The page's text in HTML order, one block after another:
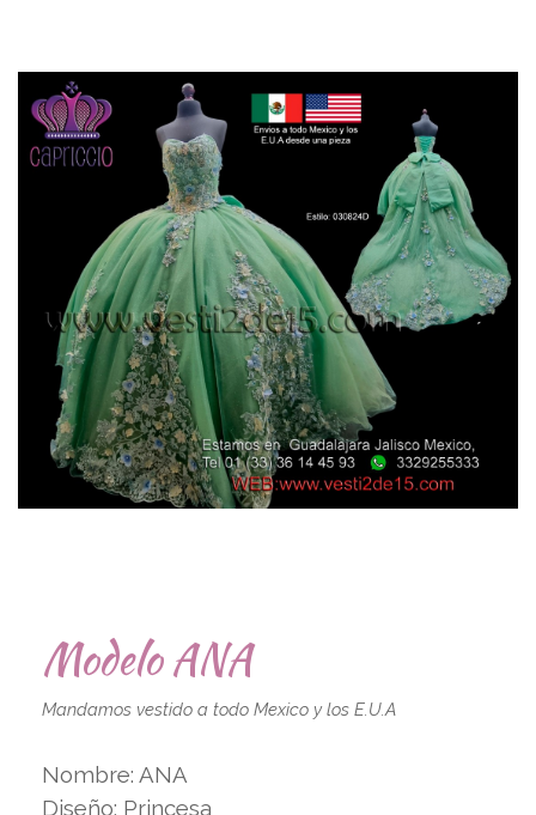
Modelo ANA
Mandamos vestido a todo Mexico y los E.U.A
Nombre: ANA
Diseño: Princesa